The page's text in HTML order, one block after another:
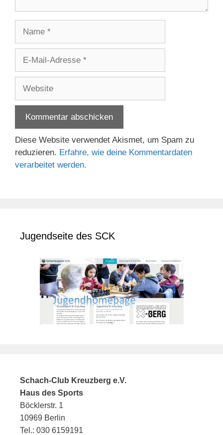
Adresse
Diese Website verwendet Akismet, um Spam zu
reduzieren. Erfahre, wie deine Kommentardaten
verarbeitet werden.
Jugendseite des SCK
Schach-Club Kreuzberg e.V.
Haus des Sports
Böcklerstr. 1
10969 Berlin
Tel.: 030 6159191